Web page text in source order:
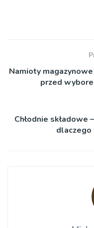
Namioty
przed
Chłodnie
dlaczego